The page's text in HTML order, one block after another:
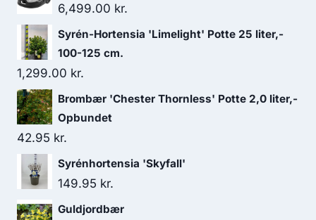
6,499.00 kr.
Syrén-Hortensia 'Limelight' Potte 25 liter,-
100-125 cm.
1,299.00 kr.
Brombær 'Chester Thornless' Potte 2,0 liter,-
Opbundet
42.95 kr.
Syrénhortensia 'Skyfall'
149.95 kr.
Guldjordbær